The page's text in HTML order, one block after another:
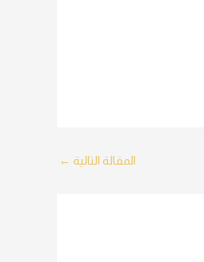
المقالة التالية ←